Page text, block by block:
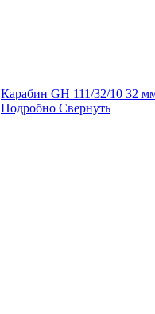
Карабин GH 111/32/10 32
Подробно Свернуть